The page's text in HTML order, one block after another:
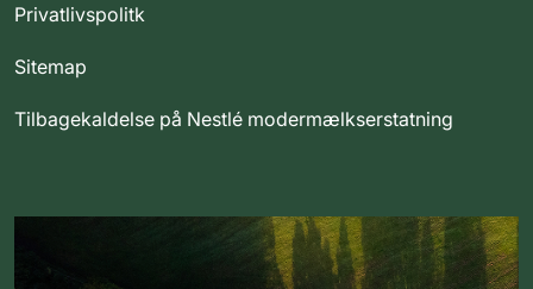
Privatlivspolitk
Sitemap
Tilbagekaldelse på Nestlé modermælkserstatning